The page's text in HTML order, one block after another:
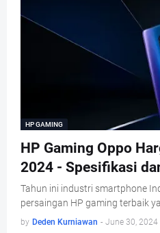
HP GAMING
HP Gaming Oppo
2024 - Spesifikasi
Tahun ini industri smartphone
persaingan HP gaming terbaik
by Deden Kurniawan - June 30, 2024